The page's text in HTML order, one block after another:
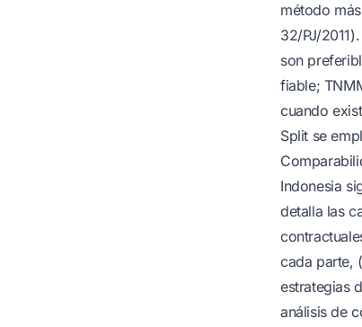
método
32/PJ/
son
fiable;
cuando
Split se
Indonesia
detalla las
cada parte,
estrategias
análisis de